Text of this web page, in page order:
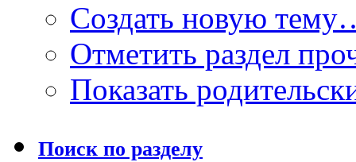
Создать новую
Отметить раздел
Показать
Поиск по разделу